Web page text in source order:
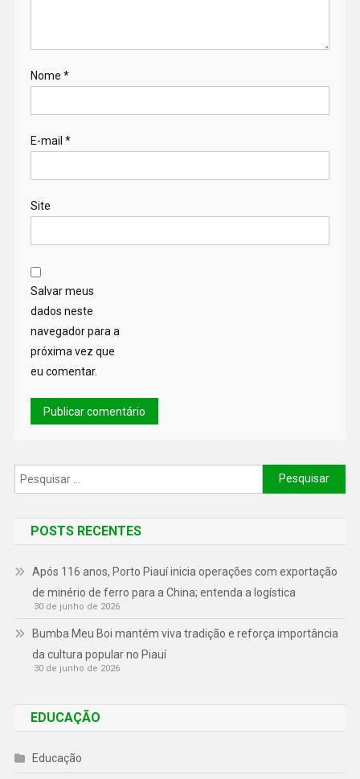
Nome *
E-mail *
Site
Salvar meus
dados neste
navegador para a
próxima vez que
eu comentar.
POSTS RECENTES
Após 116 anos, Porto Piauí inicia operações com exportação
de minério de ferro para a China; entenda a logística
30 de junho de 2026
Bumba Meu Boi mantém viva tradição e reforça importância
da cultura popular no Piauí
30 de junho de 2026
EDUCAÇÃO
Educação